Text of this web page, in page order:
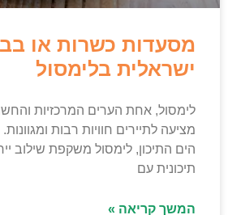
מסעדות כשרות או
ישראלית בלימסול
לימסול, אחת הערים המרכזיות
מציעה לתיירים חוויות רבות
הים התיכון, לימסול משקפת שילוב
תיכונית עם
המשך קריאה »